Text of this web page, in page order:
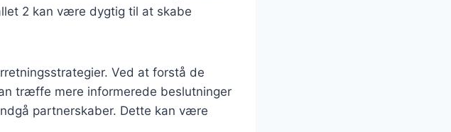
2 kan være dygtig til at skabe
Ved at forstå de
træffe mere informerede beslutninger
partnerskaber. Dette kan være